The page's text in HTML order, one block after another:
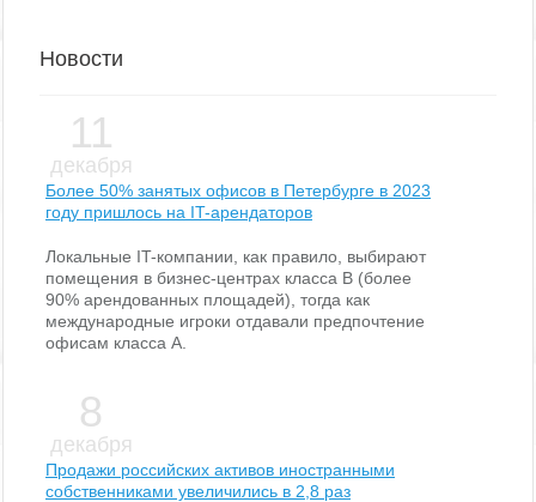
Новости
11
декабря
Более 50% занятых офисов в Петербурге в 2023
году пришлось на IT-арендаторов
Локальные IT-компании, как правило, выбирают
помещения в бизнес-центрах класса В (более
90% арендованных площадей), тогда как
международные игроки отдавали предпочтение
офисам класса А.
8
декабря
Продажи российских активов иностранными
собственниками увеличились в 2,8 раз